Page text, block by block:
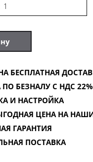
БЕСПЛАТНАЯ
БЕЗНАЛУ С НДС 22%
И НАСТРОЙКА
ЦЕНА НА
ГАРАНТИЯ
ПОСТАВКА